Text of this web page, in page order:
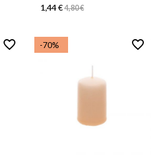
1,44 € 4,80 €
favorite_border -70% favorite_border